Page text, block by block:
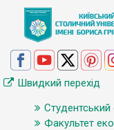
Швидкий перехід
Студентський
Факультет